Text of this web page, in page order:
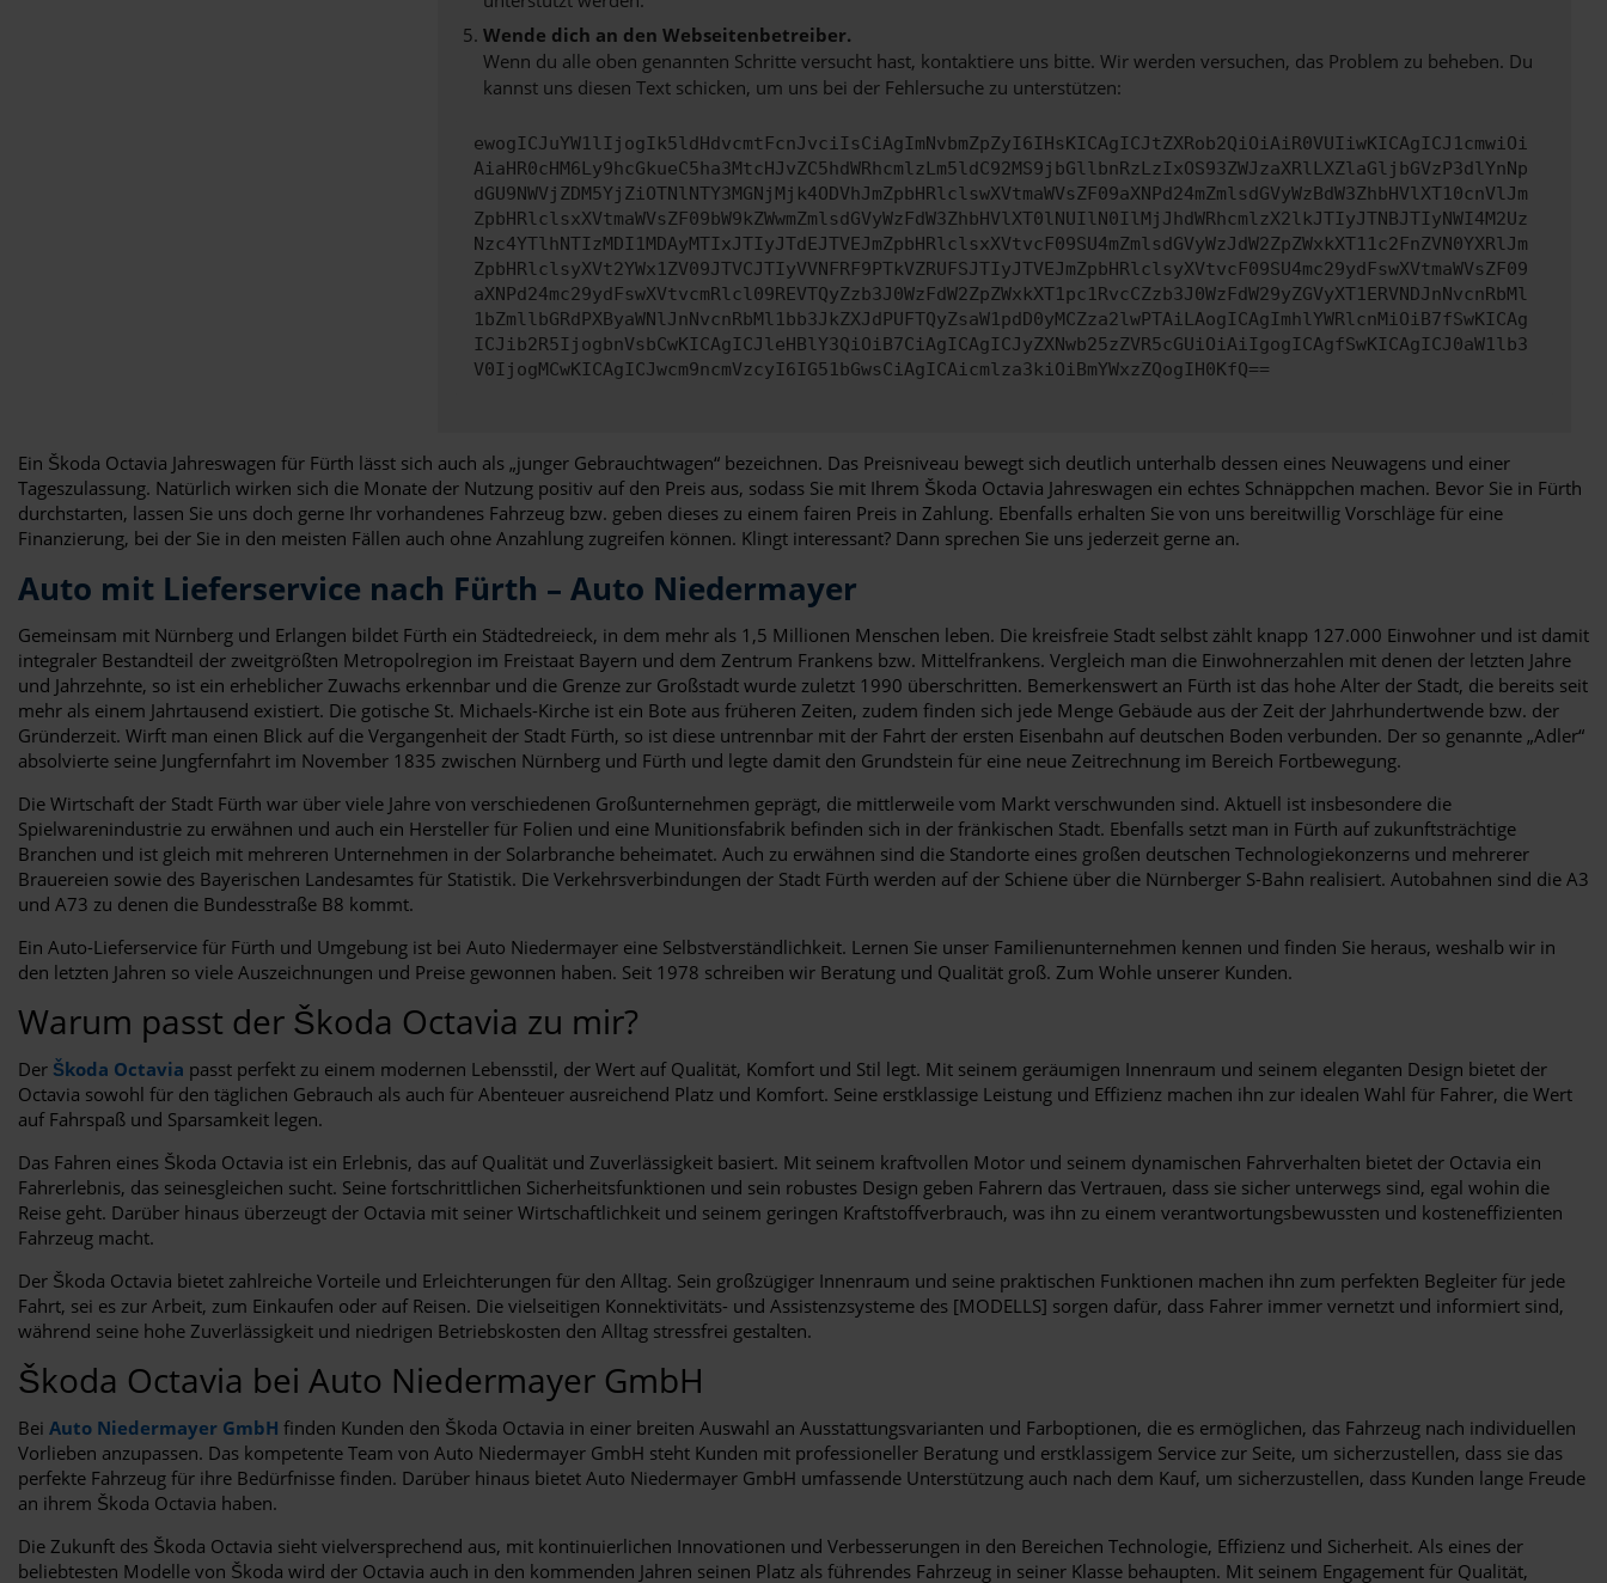
Wende dich an den Webseitenbetreiber.
Wenn du alle oben genannten Schritte versucht hast, kontaktiere uns bitte. Wir werden versuchen, das Problem zu beheben. Du
kannst uns diesen Text schicken, um uns bei der Fehlersuche zu unterstützen:
ewogICJuYW1lIjogIk5ldHdvcmtFcnJvciIsCiAgImNvbmZpZyI6IHsKICAgICJtZXRob2QiOiAiR0VUIiwKICAgICJ1cmwiOi
AiaHR0cHM6Ly9hcGkueC5ha3MtcHJvZC5hdWRhcmlzLm5ldC92MS9jbGllbnRzLzIxOS93ZWJzaXRlLXZlaGljbGVzP3dlYnNp
dGU9NWVjZDM5YjZiOTNlNTY3MGNjMjk4ODVhJmZpbHRlclswXVtmaWVsZF09aXNPd24mZmlsdGVyWzBdW3ZhbHVlXT10cnVlJm
ZpbHRlclsxXVtmaWVsZF09bW9kZWwmZmlsdGVyWzFdW3ZhbHVlXT0lNUIlN0IlMjJhdWRhcmlzX2lkJTIyJTNBJTIyNWI4M2Uz
Nzc4YTlhNTIzMDI1MDAyMTIxJTIyJTdEJTVEJmZpbHRlclsxXVtvcF09SU4mZmlsdGVyWzJdW2ZpZWxkXT11c2FnZVN0YXRlJm
ZpbHRlclsyXVt2YWx1ZV09JTVCJTIyVVNFRF9PTkVZRUFSJTIyJTVEJmZpbHRlclsyXVtvcF09SU4mc29ydFswXVtmaWVsZF09
aXNPd24mc29ydFswXVtvcmRlcl09REVTQyZzb3J0WzFdW2ZpZWxkXT1pc1RvcCZzb3J0WzFdW29yZGVyXT1ERVNDJnNvcnRbMl
1bZmllbGRdPXByaWNlJnNvcnRbMl1bb3JkZXJdPUFTQyZsaW1pdD0yMCZza2lwPTAiLAogICAgImhlYWRlcnMiOiB7fSwKICAg
ICJib2R5IjogbnVsbCwKICAgICJleHBlY3QiOiB7CiAgICAgICJyZXNwb25zZVR5cGUiOiAiIgogICAgfSwKICAgICJ0aW1lb3
V0IjogMCwKICAgICJwcm9ncmVzcyI6IG51bGwsCiAgICAicmlza3kiOiBmYWxzZQogIH0KfQ==
Ein Škoda Octavia Jahreswagen für Fürth lässt sich auch als „junger Gebrauchtwagen“ bezeichnen. Das Preisniveau bewegt sich deutlich unterhalb dessen eines Neuwagens und einer
Tageszulassung. Natürlich wirken sich die Monate der Nutzung positiv auf den Preis aus, sodass Sie mit Ihrem Škoda Octavia Jahreswagen ein echtes Schnäppchen machen. Bevor Sie in Fürth
durchstarten, lassen Sie uns doch gerne Ihr vorhandenes Fahrzeug bzw. geben dieses zu einem fairen Preis in Zahlung. Ebenfalls erhalten Sie von uns bereitwillig Vorschläge für eine
Finanzierung, bei der Sie in den meisten Fällen auch ohne Anzahlung zugreifen können. Klingt interessant? Dann sprechen Sie uns jederzeit gerne an.
Auto mit Lieferservice nach Fürth – Auto Niedermayer
Gemeinsam mit Nürnberg und Erlangen bildet Fürth ein Städtedreieck, in dem mehr als 1,5 Millionen Menschen leben. Die kreisfreie Stadt selbst zählt knapp 127.000 Einwohner und ist damit
integraler Bestandteil der zweitgrößten Metropolregion im Freistaat Bayern und dem Zentrum Frankens bzw. Mittelfrankens. Vergleich man die Einwohnerzahlen mit denen der letzten Jahre
und Jahrzehnte, so ist ein erheblicher Zuwachs erkennbar und die Grenze zur Großstadt wurde zuletzt 1990 überschritten. Bemerkenswert an Fürth ist das hohe Alter der Stadt, die bereits seit
mehr als einem Jahrtausend existiert. Die gotische St. Michaels-Kirche ist ein Bote aus früheren Zeiten, zudem finden sich jede Menge Gebäude aus der Zeit der Jahrhundertwende bzw. der
Gründerzeit. Wirft man einen Blick auf die Vergangenheit der Stadt Fürth, so ist diese untrennbar mit der Fahrt der ersten Eisenbahn auf deutschen Boden verbunden. Der so genannte „Adler“
absolvierte seine Jungfernfahrt im November 1835 zwischen Nürnberg und Fürth und legte damit den Grundstein für eine neue Zeitrechnung im Bereich Fortbewegung.
Die Wirtschaft der Stadt Fürth war über viele Jahre von verschiedenen Großunternehmen geprägt, die mittlerweile vom Markt verschwunden sind. Aktuell ist insbesondere die
Spielwarenindustrie zu erwähnen und auch ein Hersteller für Folien und eine Munitionsfabrik befinden sich in der fränkischen Stadt. Ebenfalls setzt man in Fürth auf zukunftsträchtige
Branchen und ist gleich mit mehreren Unternehmen in der Solarbranche beheimatet. Auch zu erwähnen sind die Standorte eines großen deutschen Technologiekonzerns und mehrerer
Brauereien sowie des Bayerischen Landesamtes für Statistik. Die Verkehrsverbindungen der Stadt Fürth werden auf der Schiene über die Nürnberger S-Bahn realisiert. Autobahnen sind die A3
und A73 zu denen die Bundesstraße B8 kommt.
Ein Auto-Lieferservice für Fürth und Umgebung ist bei Auto Niedermayer eine Selbstverständlichkeit. Lernen Sie unser Familienunternehmen kennen und finden Sie heraus, weshalb wir in
den letzten Jahren so viele Auszeichnungen und Preise gewonnen haben. Seit 1978 schreiben wir Beratung und Qualität groß. Zum Wohle unserer Kunden.
Warum passt der Škoda Octavia zu mir?
Der Škoda Octavia passt perfekt zu einem modernen Lebensstil, der Wert auf Qualität, Komfort und Stil legt. Mit seinem geräumigen Innenraum und seinem eleganten Design bietet der
Octavia sowohl für den täglichen Gebrauch als auch für Abenteuer ausreichend Platz und Komfort. Seine erstklassige Leistung und Effizienz machen ihn zur idealen Wahl für Fahrer, die Wert
auf Fahrspaß und Sparsamkeit legen.
Das Fahren eines Škoda Octavia ist ein Erlebnis, das auf Qualität und Zuverlässigkeit basiert. Mit seinem kraftvollen Motor und seinem dynamischen Fahrverhalten bietet der Octavia ein
Fahrerlebnis, das seinesgleichen sucht. Seine fortschrittlichen Sicherheitsfunktionen und sein robustes Design geben Fahrern das Vertrauen, dass sie sicher unterwegs sind, egal wohin die
Reise geht. Darüber hinaus überzeugt der Octavia mit seiner Wirtschaftlichkeit und seinem geringen Kraftstoffverbrauch, was ihn zu einem verantwortungsbewussten und kosteneffizienten
Fahrzeug macht.
Der Škoda Octavia bietet zahlreiche Vorteile und Erleichterungen für den Alltag. Sein großzügiger Innenraum und seine praktischen Funktionen machen ihn zum perfekten Begleiter für jede
Fahrt, sei es zur Arbeit, zum Einkaufen oder auf Reisen. Die vielseitigen Konnektivitäts- und Assistenzsysteme des [MODELLS] sorgen dafür, dass Fahrer immer vernetzt und informiert sind,
während seine hohe Zuverlässigkeit und niedrigen Betriebskosten den Alltag stressfrei gestalten.
Škoda Octavia bei Auto Niedermayer GmbH
Bei Auto Niedermayer GmbH finden Kunden den Škoda Octavia in einer breiten Auswahl an Ausstattungsvarianten und Farboptionen, die es ermöglichen, das Fahrzeug nach individuellen
Vorlieben anzupassen. Das kompetente Team von Auto Niedermayer GmbH steht Kunden mit professioneller Beratung und erstklassigem Service zur Seite, um sicherzustellen, dass sie das
perfekte Fahrzeug für ihre Bedürfnisse finden. Darüber hinaus bietet Auto Niedermayer GmbH umfassende Unterstützung auch nach dem Kauf, um sicherzustellen, dass Kunden lange Freude
an ihrem Škoda Octavia haben.
Die Zukunft des Škoda Octavia sieht vielversprechend aus, mit kontinuierlichen Innovationen und Verbesserungen in den Bereichen Technologie, Effizienz und Sicherheit. Als eines der
beliebtesten Modelle von Škoda wird der Octavia auch in den kommenden Jahren seinen Platz als führendes Fahrzeug in seiner Klasse behaupten. Mit seinem Engagement für Qualität,